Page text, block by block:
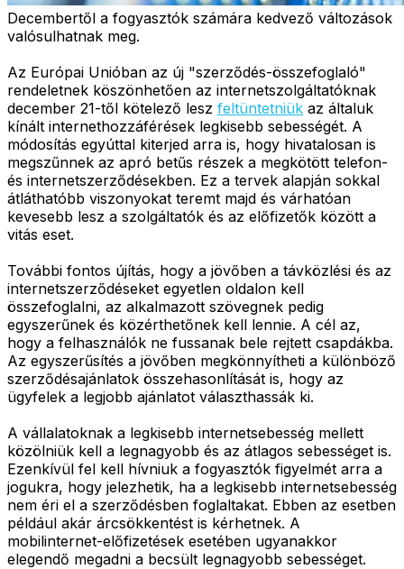
Decembertől a fogyasztók számára kedvező változások
valósulhatnak meg.
Az Európai Unióban az új "szerződés-összefoglaló"
rendeletnek köszönhetően az internetszolgáltatóknak
december 21-től kötelező lesz feltüntetniük az általuk
kínált internethozzáférések legkisebb sebességét. A
módosítás egyúttal kiterjed arra is, hogy hivatalosan is
megszűnnek az apró betűs részek a megkötött telefon-
és internetszerződésekben. Ez a tervek alapján sokkal
átláthatóbb viszonyokat teremt majd és várhatóan
kevesebb lesz a szolgáltatók és az előfizetők között a
vitás eset.
További fontos újítás, hogy a jövőben a távközlési és az
internetszerződéseket egyetlen oldalon kell
összefoglalni, az alkalmazott szövegnek pedig
egyszerűnek és közérthetőnek kell lennie. A cél az,
hogy a felhasználók ne fussanak bele rejtett csapdákba.
Az egyszerűsítés a jövőben megkönnyítheti a különböző
szerződésajánlatok összehasonlítását is, hogy az
ügyfelek a legjobb ajánlatot választhassák ki.
A vállalatoknak a legkisebb internetsebesség mellett
közölniük kell a legnagyobb és az átlagos sebességet is.
Ezenkívül fel kell hívniuk a fogyasztók figyelmét arra a
jogukra, hogy jelezhetik, ha a legkisebb internetsebesség
nem éri el a szerződésben foglaltakat. Ebben az esetben
például akár árcsökkentést is kérhetnek. A
mobilinternet-előfizetések esetében ugyanakkor
elegendő megadni a becsült legnagyobb sebességet.